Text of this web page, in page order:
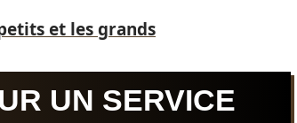
et les grands
UN SERVICE